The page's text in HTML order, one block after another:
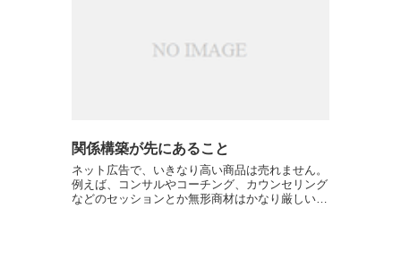
関係構築が先にあること
ネット広告で、いきなり高い商品は売れません。
例えば、コンサルやコーチング、カウンセリング
などのセッションとか無形商材はかなり厳しいで